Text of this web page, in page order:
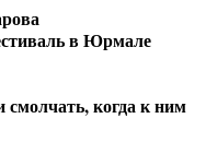
в Юрмале
когда к ним